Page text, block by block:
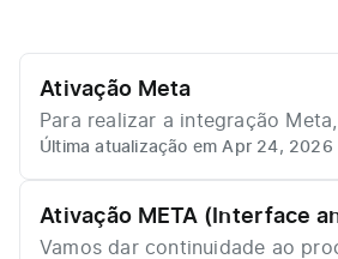
Ativação Meta
Para realizar a integração
antir que toda a configuração
teja correta. Antes de iniciar o
rifique se você possui os
e acessos necessários. Requisitos essenciais: - C
Última atualização em Apr 24, 2026
Ativação META (Interface
Vamos dar continuidade ao